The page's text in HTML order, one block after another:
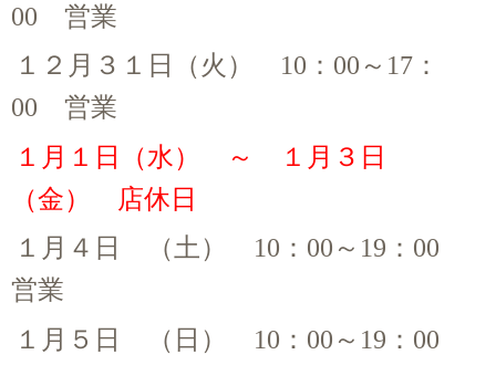
00 営業
１２月３１日（火） 10 ： 00 ～ 17 ：
00 営業
１月１日（水） ～ １月３日
（金） 店休日
１月４日 （土） 10 ： 00 ～ 19 ： 00
営業
１月５日 （日） 10 ： 00 ～ 19 ： 00